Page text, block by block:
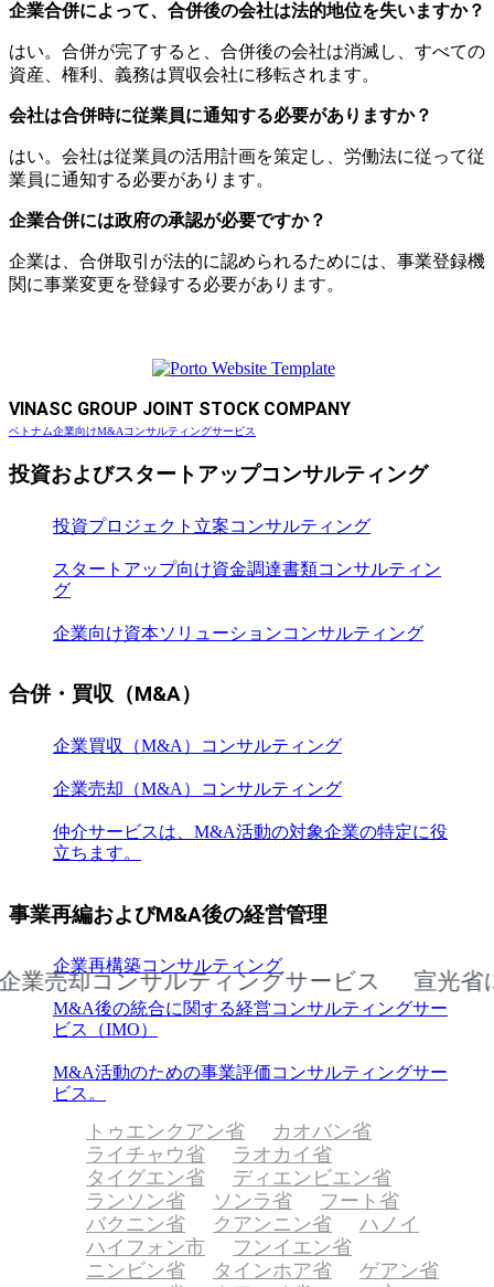
企業合併によって、合併後の会社は法的地位を失いますか？
はい。合併が完了すると、合併後の会社は消滅し、すべての
資産、権利、義務は買収会社に移転されます。
会社は合併時に従業員に通知する必要がありますか？
はい。会社は従業員の活用計画を策定し、労働法に従って従
業員に通知する必要があります。
企業合併には政府の承認が必要ですか？
企業は、合併取引が法的に認められるためには、事業登録機
関に事業変更を登録する必要があります。
VINASC GROUP JOINT STOCK COMPANY
ベトナム企業向けM&Aコンサルティングサービス
投資およびスタートアップコンサルティング
投資プロジェクト立案コンサルティング
スタートアップ向け資金調達書類コンサルティン
グ
企業向け資本ソリューションコンサルティング
合併・買収（M&A）
企業買収（M&A）コンサルティング
企業売却（M&A）コンサルティング
仲介サービスは、M&A活動の対象企業の特定に役
立ちます。
事業再編およびM&A後の経営管理
企業再構築コンサルティング
M&A後の統合に関する経営コンサルティングサー
ビス（IMO）
M&A活動のための事業評価コンサルティングサー
ビス。
却コンサルティングサービス 宣光省にお
トゥエンクアン省
カオバン省
ライチャウ省
ラオカイ省
タイグエン省
ディエンビエン省
ランソン省
ソンラ省
フート省
バクニン省
クアンニン省
ハノイ
ハイフォン市
フンイエン省
ニンビン省
タインホア省
ゲアン省